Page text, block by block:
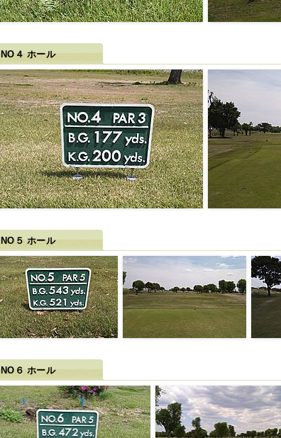
NO４ ホール
NO５ ホール
NO６ ホール